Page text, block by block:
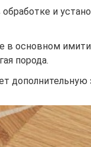
и
в основном
порода.